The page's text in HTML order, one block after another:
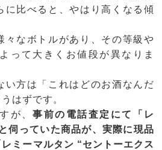
に比べると、やはり高くなる傾
々なボトルがあり、その等級や
って大きくお値段が異なりま
い方は「これはどのお酒なんだ
はずです。
が、事前の電話査定にて「レ
伺っていた商品が、実際に現品
ミーマルタン “セントーエクス